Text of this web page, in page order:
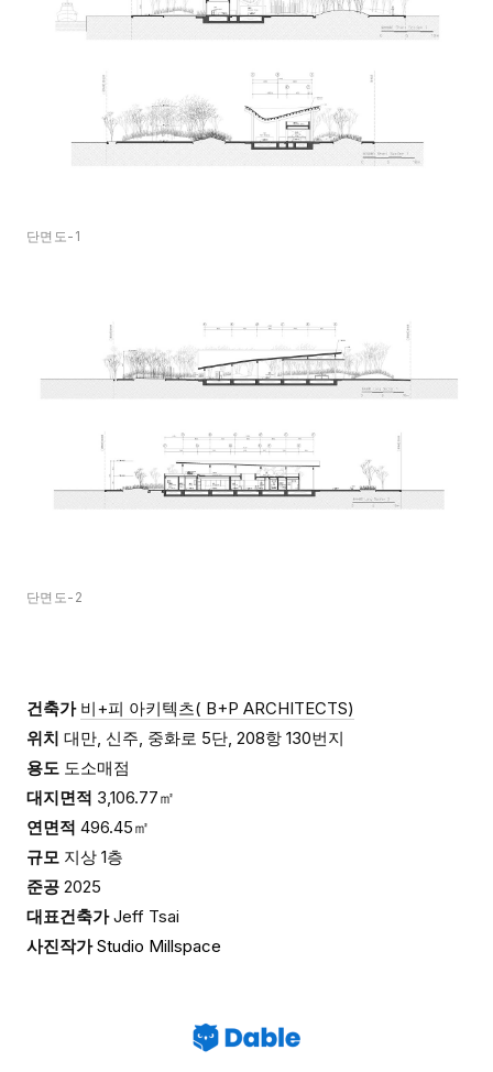
단면도-1
단면도-2
건축가 비+피 아키텍츠( B+P ARCHITECTS)
위치 대만, 신주, 중화로 5단, 208항 130번지
용도 도소매점
대지면적 3,106.77㎡
연면적 496.45㎡
규모 지상 1층
준공 2025
대표건축가Jeff Tsai
사진작가Studio Millspace